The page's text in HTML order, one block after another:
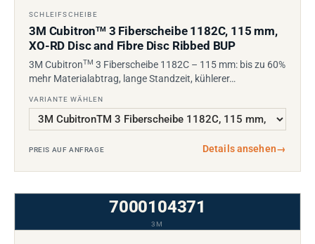
SCHLEIFSCHEIBE
3M CubitronTM3 Fiberscheibe 1182C, 115 mm,
XO-RD Disc and Fibre Disc Ribbed BUP
3M CubitronTM 3 Fiberscheibe 1182C – 115 mm: bis zu 60%
mehr Materialabtrag, lange Standzeit, kühlerer…
VARIANTE WÄHLEN
PREIS AUF ANFRAGE Details ansehen→
7000104371
3M